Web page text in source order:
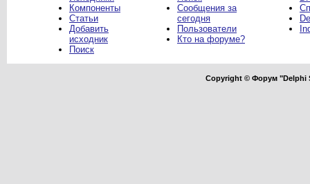
Компоненты
Статьи
Добавить
исходник
Поиск
Сообщения за
сегодня
Пользователи
Кто на форуме?
Copyright © Форум "Delphi